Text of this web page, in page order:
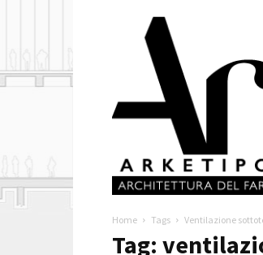
Arketipo
Home Tags Ventilazione
Tag: